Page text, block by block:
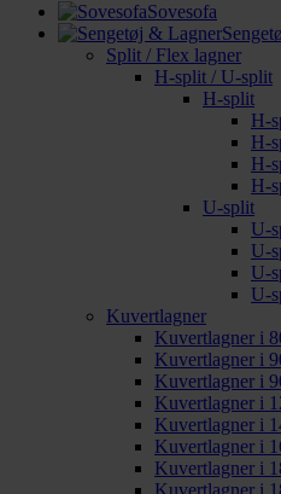
Sovesofa
Split / Flex lagner
H-split / U-split
H-split
H-
H-
H-
H-
U-split
U-
U-
U-
U-
Kuvertlagner
Kuvertlagner i
Kuvertlagner i
Kuvertlagner i
Kuvertlagner i
Kuvertlagner i
Kuvertlagner i
Kuvertlagner i
Kuvertlagner i